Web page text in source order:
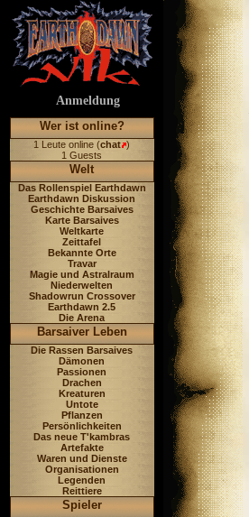
Anmeldung
Wer ist online?
1 Leute online (chat )
1 Guests
Welt
Das Rollenspiel Earthdawn
Earthdawn Diskussion
Geschichte Barsaives
Karte Barsaives
Weltkarte
Zeittafel
Bekannte Orte
Travar
Magie und Astralraum
Niederwelten
Shadowrun Crossover
Earthdawn 2.5
Die Arena
Barsaiver Leben
Die Rassen Barsaives
Dämonen
Passionen
Drachen
Kreaturen
Untote
Pflanzen
Persönlichkeiten
Das neue T'kambras
Artefakte
Waren und Dienste
Organisationen
Legenden
Reittiere
Spieler